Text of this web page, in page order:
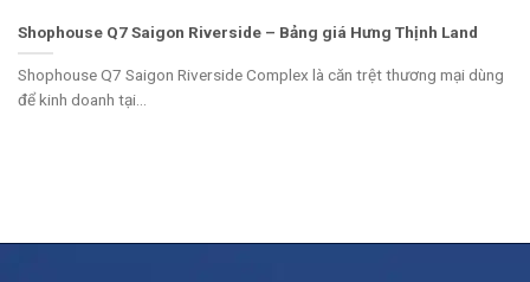
Shophouse Q7 Saigon Riverside – Bảng giá Hưng Thịnh Land
Shophouse Q7 Saigon Riverside Complex là căn trệt thương mại dùng
để kinh doanh tại...